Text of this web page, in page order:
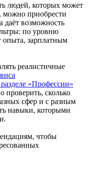
людей, которых может
можно приобрести
даёт возможность
по уровню
опыта, зарплатным
реалистичные
«Профессии»
проверить, сколько
сфер и с разным
навыки, которыми
чтобы